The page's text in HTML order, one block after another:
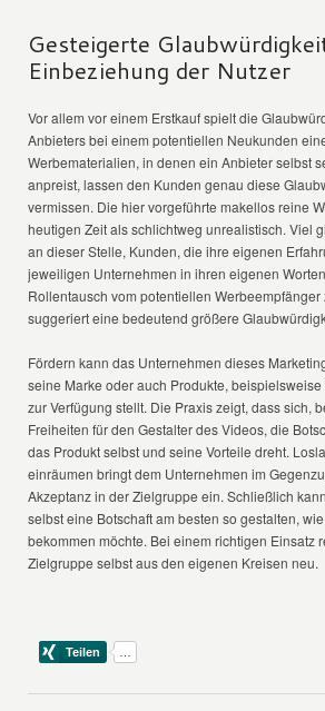
Gesteigerte
Einbeziehung der Nutzer
Vor allem vor einem Erstkauf spielt die
Anbieters bei einem potentiellen Neukunden
Werbematerialien, in denen ein Anbieter selbst
anpreist, lassen den Kunden genau diese
vermissen. Die hier vorgeführte makellos reine
heutigen Zeit als schlichtweg unrealistisch. Viel
an dieser Stelle, Kunden, die ihre eigenen
jeweiligen Unternehmen in ihren eigenen
Rollentausch vom potentiellen
suggeriert eine bedeutend größere
Fördern kann das Unternehmen dieses
seine Marke oder auch Produkte,
zur Verfügung stellt. Die Praxis zeigt, dass sich,
Freiheiten für den Gestalter des Videos, die
das Produkt selbst und seine Vorteile dreht.
einräumen bringt dem Unternehmen im
Akzeptanz in der Zielgruppe ein. Schließlich
selbst eine Botschaft am besten so gestalten,
bekommen möchte. Bei einem richtigen Einsatz
Zielgruppe selbst aus den eigenen Kreisen neu.